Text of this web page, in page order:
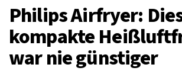
Philips Airfryer:
kompakte
war nie günstiger